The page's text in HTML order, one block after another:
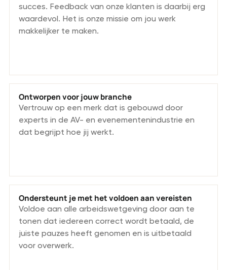
succes. Feedback van onze klanten is daarbij erg
waardevol. Het is onze missie om jou werk
makkelijker te maken.
Ontworpen voor jouw branche
Vertrouw op een merk dat is gebouwd door
experts in de AV- en evenementenindustrie en
dat begrijpt hoe jij werkt.
Ondersteunt je met het voldoen aan vereisten
Voldoe aan alle arbeidswetgeving door aan te
tonen dat iedereen correct wordt betaald, de
juiste pauzes heeft genomen en is uitbetaald
voor overwerk.